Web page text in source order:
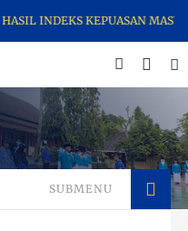
INDEKS KEPUASAN
SUBMENU